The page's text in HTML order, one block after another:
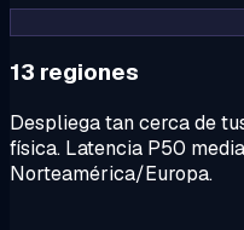
13 regiones
Despliega tan cerca de
física. Latencia P50
Norteamérica/Europa.